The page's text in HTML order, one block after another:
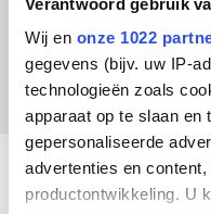
Wij en onze 1022
gegevens (bijv. uw IP-
technologieën zoals
apparaat op te slaan en
gepersonaliseerde
advertenties en
productontwikkeling. U
EC000455 - Fixeerplaat